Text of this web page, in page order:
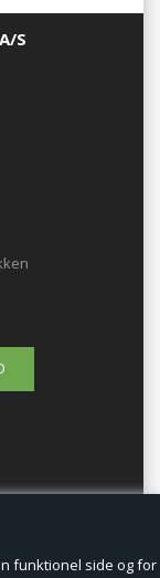
cookies.
funktionel side og for
S